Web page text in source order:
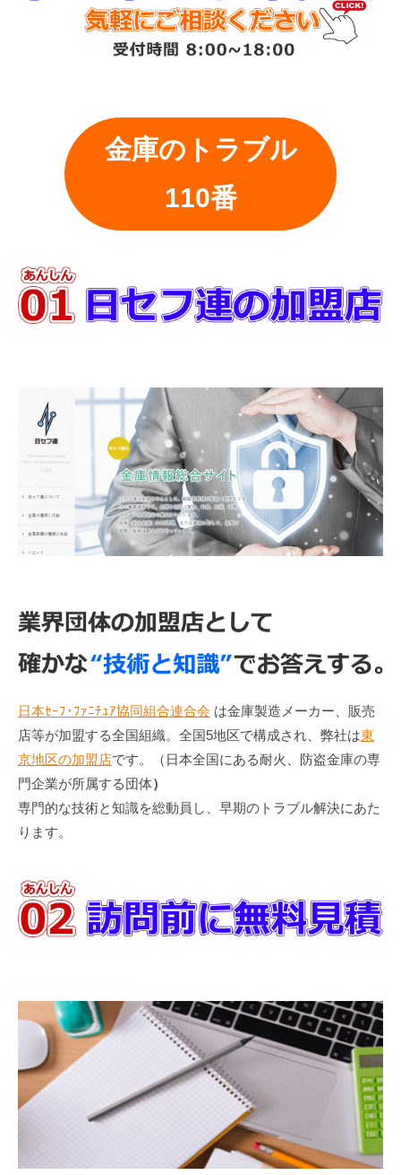
金庫のトラブル
110番
日本ｾｰﾌ･ﾌｧﾆﾁｭｱ協同組合連合会 は金庫製造メーカー、販売
店等が加盟する全国組織。全国5地区で構成され、弊社は東
京地区の加盟店です。（日本全国にある耐火、防盗金庫の専
門企業が所属する団体）
専門的な技術と知識を総動員し、早期のトラブル解決にあた
ります。